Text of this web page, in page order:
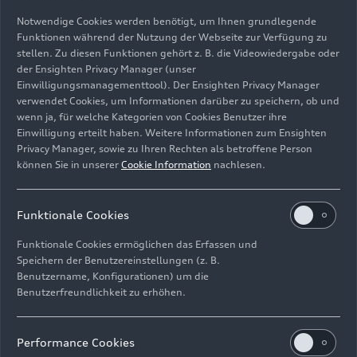
Audi R8
Bild-Nr: R8070125 · Copyright: AUDI AG
Rechte: Verwendung für Pressezwecke honorarfrei
ImpressumRechtliches
Hinweisgebersystem
Notwendige Cookies werden benötigt, um Ihnen grundlegende
Funktionen während der Nutzung der Webseite zur Verfügung zu
stellen. Zu diesen Funktionen gehört z. B. die Videowiedergabe oder
der Ensighten Privacy Manager (unser
Einwilligungsmanagementtool). Der Ensighten Privacy Manager
verwendet Cookies, um Informationen darüber zu speichern, ob und
wenn ja, für welche Kategorien von Cookies Benutzer ihre
Einwilligung erteilt haben. Weitere Informationen zum Ensighten
Privacy Manager, sowie zu Ihren Rechten als betroffene Person
können Sie in unserer Cookie Information nachlesen.
Funktionale Cookies
Funktionale Cookies ermöglichen das Erfassen und
Speichern der Benutzereinstellungen (z. B.
Benutzername, Konfigurationen) um die
Benutzerfreundlichkeit zu erhöhen.
Performance Cookies